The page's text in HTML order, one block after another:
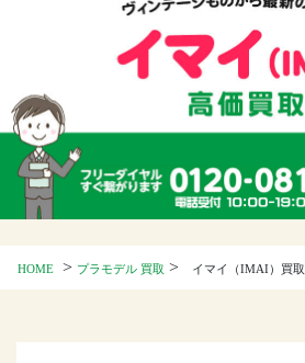
HOME > プラモデル 買取 > イマイ（IMAI）買取